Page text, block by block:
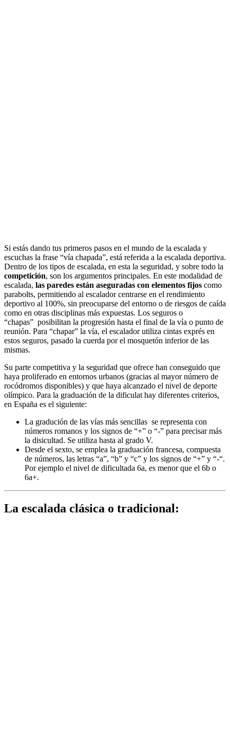
Si estás dando tus primeros pasos en el mundo de la escalada y
escuchas la frase “vía chapada”, está referida a la escalada deportiva.
Dentro de los tipos de escalada, en esta la seguridad, y sobre todo la
competición, son los argumentos principales. En este modalidad de
escalada, las paredes están aseguradas con elementos fijos como
parabolts, permitiendo al escalador centrarse en el rendimiento
deportivo al 100%, sin preocuparse del entorno o de riesgos de caída
como en otras disciplinas más expuestas. Los seguros o
“chapas” posibilitan la progresión hasta el final de la vía o punto de
reunión. Para “chapar” la vía, el escalador utiliza cintas exprés en
estos seguros, pasado la cuerda por el mosquetón inferior de las
mismas.
Su parte competitiva y la seguridad que ofrece han conseguido que
haya proliferado en entornos urbanos (gracias al mayor número de
rocódromos disponibles) y que haya alcanzado el nivel de deporte
olímpico. Para la graduación de la dificulat hay diferentes criterios,
en España es el siguiente:
La gradución de las vías más sencillas se representa con
números romanos y los signos de “+” o “-” para precisar más
la disicultad. Se utiliza hasta al grado V.
Desde el sexto, se emplea la graduación francesa, compuesta
de números, las letras “a”, “b” y “c” y los signos de “+” y “-“.
Por ejemplo el nivel de dificultada 6a, es menor que el 6b o
6a+.
La escalada clásica o tradicional: